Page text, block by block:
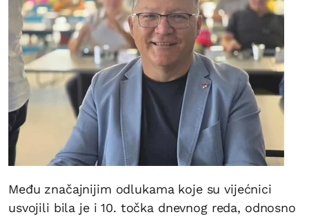
Među značajnijim odlukama koje su vijećnici
usvojili bila je i 10. točka dnevnog reda, odnosno